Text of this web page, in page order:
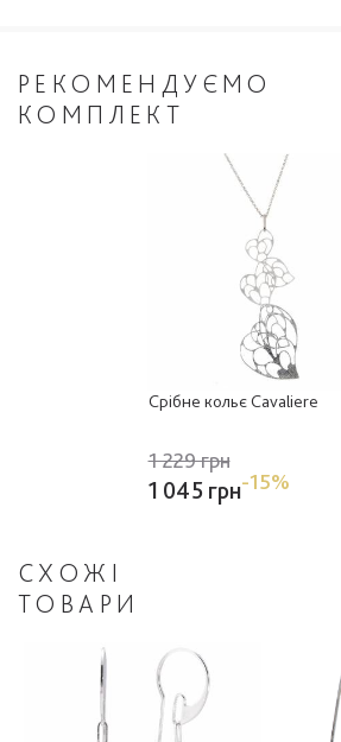
РЕКОМЕНДУЄМО
КОМПЛЕКТ
Срібне кольє Cavaliere
1 229 грн
1 045 грн-15%
СХОЖІ
ТОВАРИ